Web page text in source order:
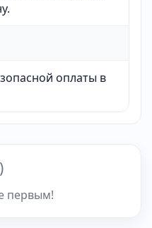
оплаты в
первым!